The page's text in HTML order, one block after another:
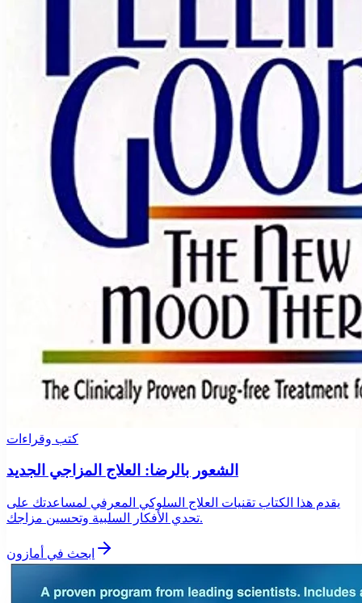
كتب وقراءات
الشعور بالرضا: العلاج المزاجي الجديد
يقدم هذا الكتاب تقنيات العلاج السلوكي المعرفي لمساعدتك على
تحدي الأفكار السلبية وتحسين مزاجك.
ابحث في أمازون